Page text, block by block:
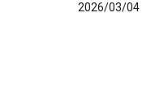
2026/03/04